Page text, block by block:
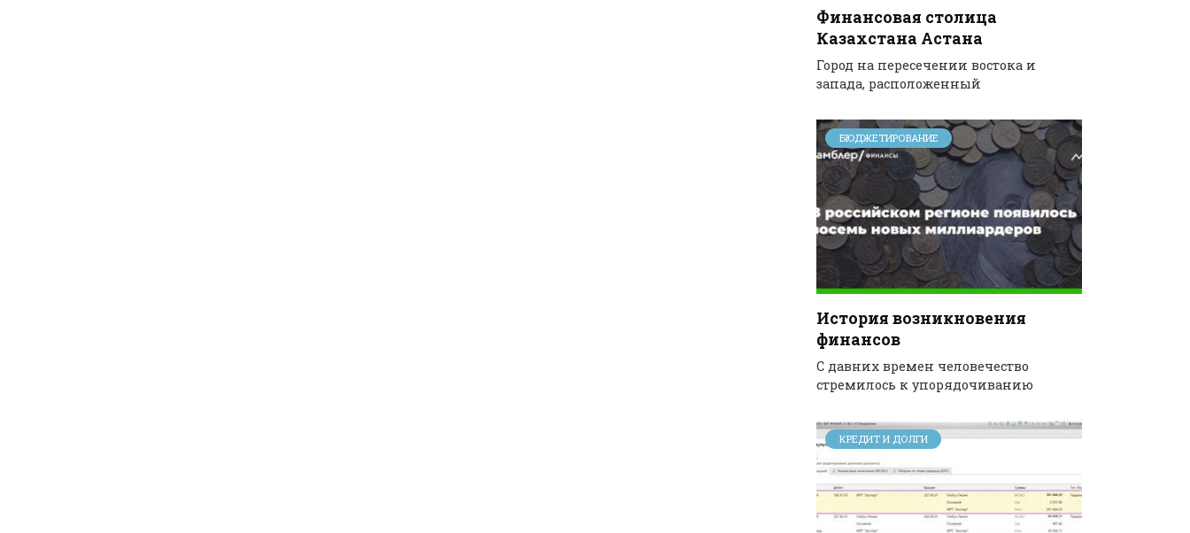
Финансовая столица
Казахстана Астана
Город на пересечении востока и
запада, расположенный
БЮДЖЕТИРОВАНИЕ
История возникновения
финансов
С давних времен человечество
стремилось к упорядочиванию
КРЕДИТ И ДОЛГИ